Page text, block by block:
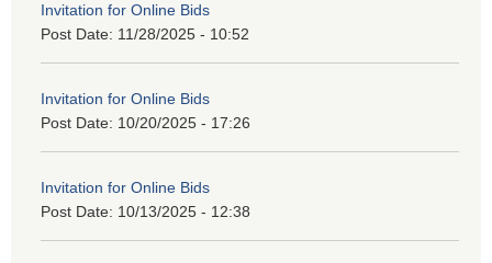
Invitation for Online Bids
Post Date: 11/28/2025 - 10:52
Invitation for Online Bids
Post Date: 10/20/2025 - 17:26
Invitation for Online Bids
Post Date: 10/13/2025 - 12:38